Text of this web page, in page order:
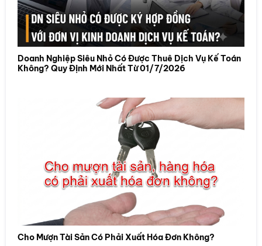
Doanh Nghiệp Siêu Nhỏ Có Được Thuê Dịch Vụ Kế Toán
Không? Quy Định Mới Nhất Từ 01/7/2026
Cho Mượn Tài Sản Có Phải Xuất Hóa Đơn Không?